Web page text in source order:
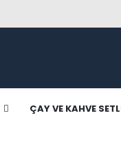
ÇAY VE KAHVE